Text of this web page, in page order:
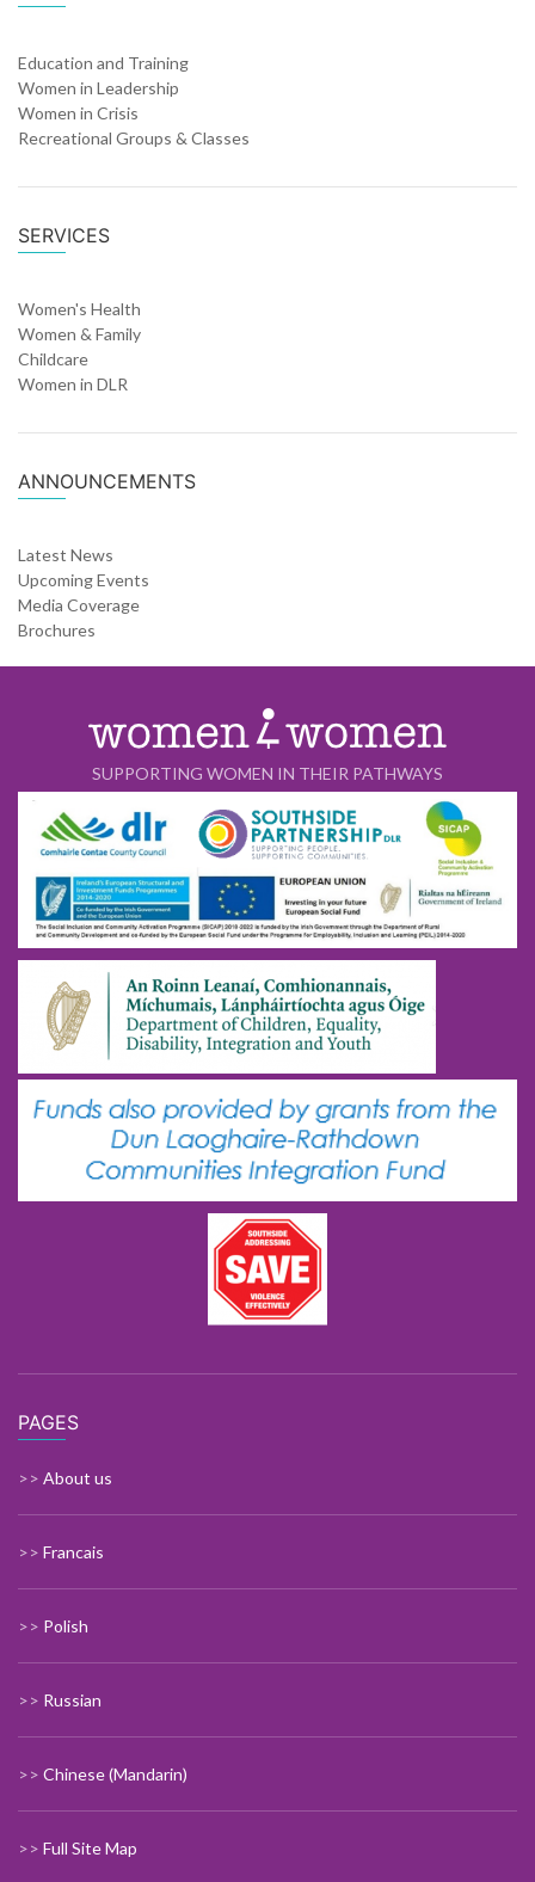
Education and Training
Women in Leadership
Women in Crisis
Recreational Groups & Classes
SERVICES
Women's Health
Women & Family
Childcare
Women in DLR
ANNOUNCEMENTS
Latest News
Upcoming Events
Media Coverage
Brochures
SUPPORTING WOMEN IN THEIR PATHWAYS
PAGES
>> About us
>> Francais
>> Polish
>> Russian
>> Chinese (Mandarin)
>> Full Site Map